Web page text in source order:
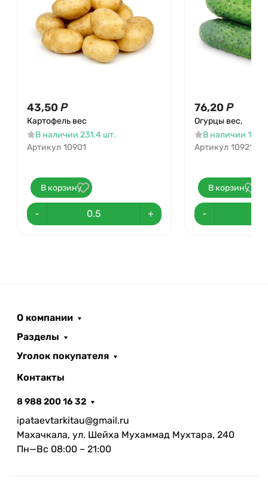
43,50 Р
Картофель вес
В наличии 231.4 шт.
Артикул 10901
В корзину
- +
76,20 Р
Огурцы вес,
В наличии
Артикул 10921
В корзину
-
О компании
Разделы
Уголок покупателя
Контакты
8 988 200 16 32
ipataevtarkitau@gmail.ru
Махачкала, ул. Шейха Мухаммад Мухтара, 240
Пн—Вс 08:00 – 21:00